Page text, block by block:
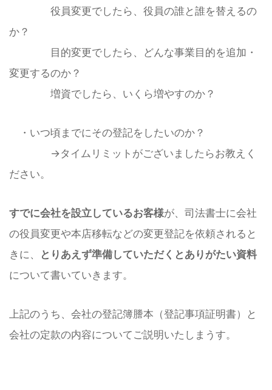
役員変更でしたら、役員の誰と誰を替えるの
か？
目的変更でしたら、どんな事業目的を追加・
変更するのか？
増資でしたら、いくら増やすのか？
・いつ頃までにその登記をしたいのか？
→タイムリミットがございましたらお教えく
ださい。
すでに会社を設立しているお客様が、司法書士に会社
の役員変更や本店移転などの変更登記を依頼されると
きに、
とりあえず準備していただくとありがたい資料
について書いていきます。
上記のうち、会社の登記簿謄本（登記事項証明書）と
会社の定款の内容についてご説明いたしまうす。